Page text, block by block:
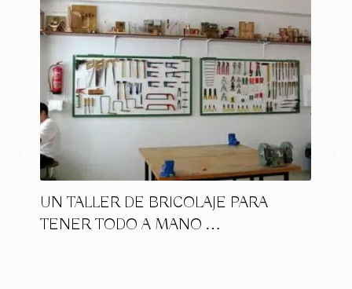
UN TALLER DE BRICOLAJE PARA
TENER TODO A MANO …